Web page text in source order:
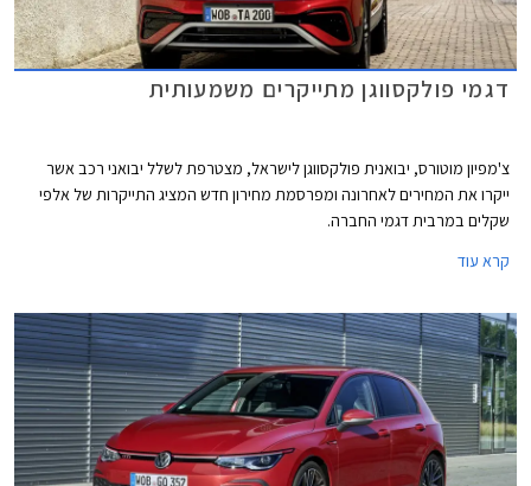
דגמי פולקסווגן מתייקרים משמעותית
צ'מפיון מוטורס, יבואנית פולקסווגן לישראל, מצטרפת לשלל יבואני רכב אשר
ייקרו את המחירים לאחרונה ומפרסמת מחירון חדש המציג התייקרות של אלפי
שקלים במרבית דגמי החברה.
קרא עוד